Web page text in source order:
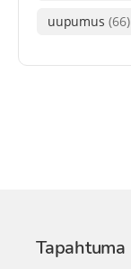
uupumus (66)
Tapahtuma